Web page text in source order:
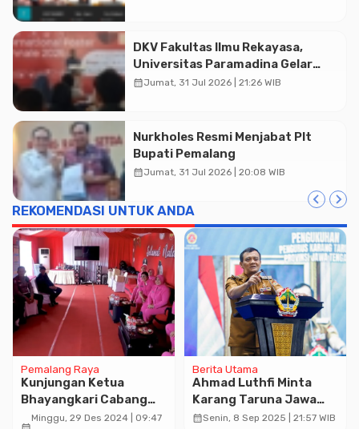
DKV Fakultas Ilmu Rekayasa,
Universitas Paramadina Gelar
Diskusi Desain
calendar_monthJumat, 31 Jul 2026 | 21:26 WIB
Nurkholes Resmi Menjabat Plt
Bupati Pemalang
calendar_monthJumat, 31 Jul 2026 | 20:08 WIB
REKOMENDASI UNTUK ANDA
Pemalang Raya
Kunjungan Ketua
Bhayangkari Cabang
Pekalongan di Pos
Minggu, 29 Des 2024 | 09:47
Berita Utama
Ahmad Luthfi Minta
Karang Taruna Jawa
Tengah Kawal
calendar_monthSenin, 8 Sep 2025 | 21:57 WIB